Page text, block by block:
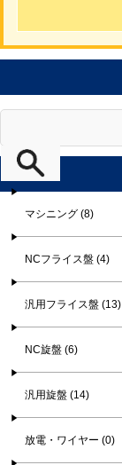
マシニング (8)
NCフライス盤 (4)
汎用フライス盤 (13)
NC旋盤 (6)
汎用旋盤 (14)
放電・ワイヤー (0)